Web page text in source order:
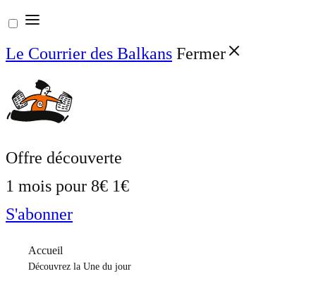
Aller
au
contenu
Le Courrier des Balkans Fermer
Offre découverte
1 mois pour 8€ 1€
S'abonner
Accueil
Découvrez la Une du jour